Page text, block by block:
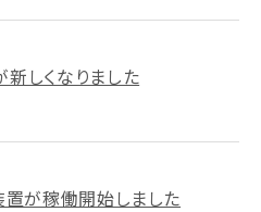
しくなりました
が稼働開始しました